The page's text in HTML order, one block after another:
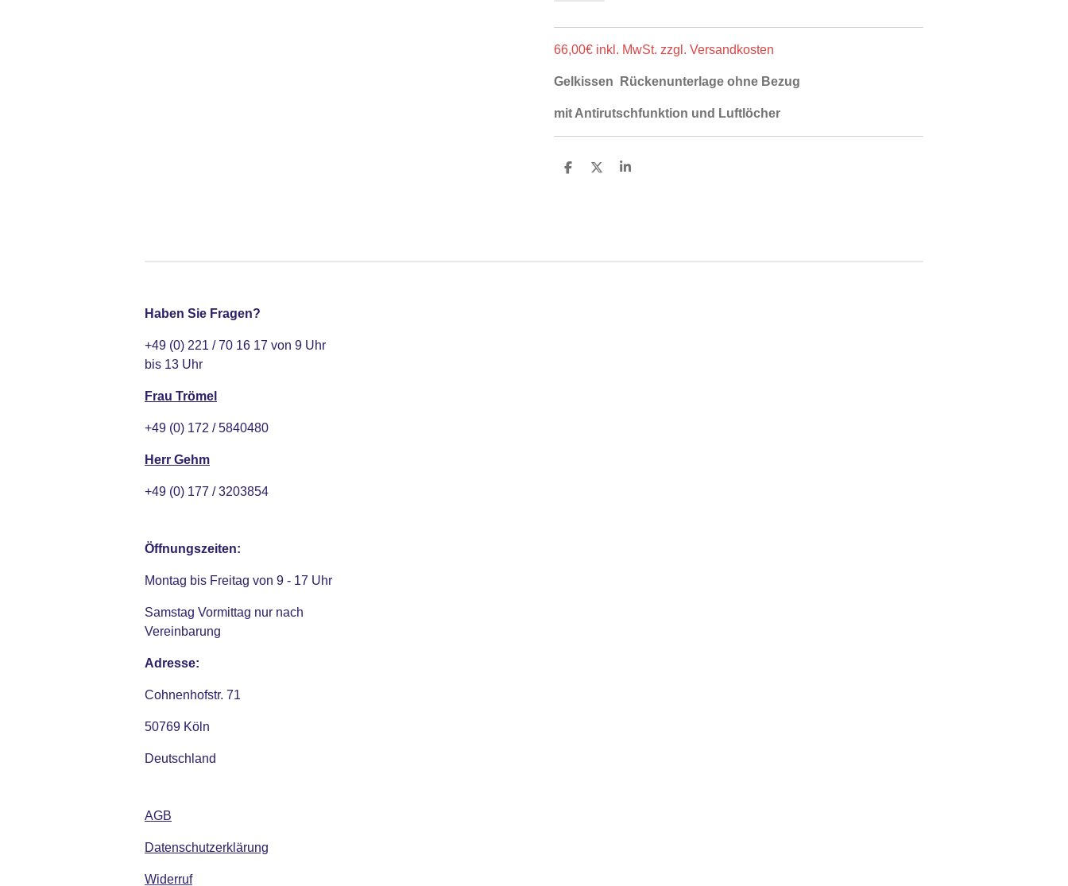
66,00€ inkl. MwSt. zzgl. Versandkosten
Gelkissen Rückenunterlage ohne Bezug
mit Antirutschfunktion und Luftlöcher
T
T
T
Haben Sie Fragen?
+49 (0) 221 / 70 16 17 von 9 Uhr
bis 13 Uhr
Frau Trömel
+49 (0) 172 / 5840480
Herr Gehm
+49 (0) 177 / 3203854
Öffnungszeiten:
Montag bis Freitag von 9 - 17 Uhr
Samstag Vormittag nur nach
Vereinbarung
Adresse:
Cohnenhofstr. 71
50769 Köln
Deutschland
AGB
Datenschutzerklärung
Widerruf